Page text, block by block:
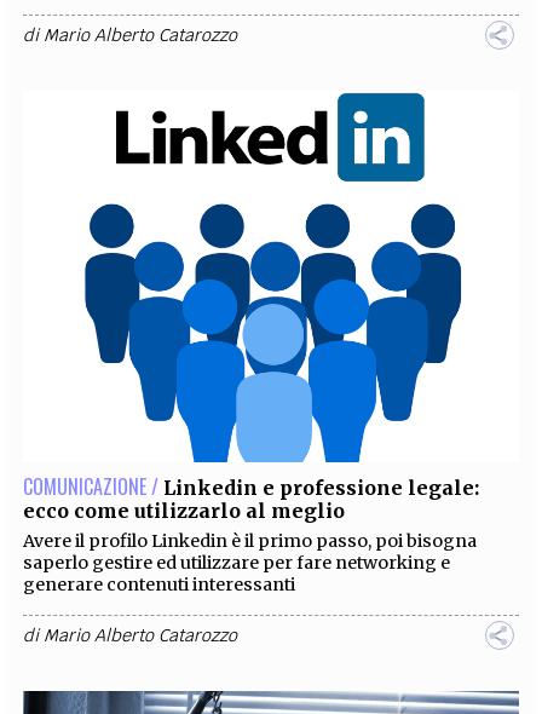
diMario Alberto Catarozzo
COMUNICAZIONE / Linkedin e professione legale:
ecco come utilizzarlo al meglio
Avere il profilo Linkedin è il primo passo, poi bisogna
saperlo gestire ed utilizzare per fare networking e
generare contenuti interessanti
diMario Alberto Catarozzo